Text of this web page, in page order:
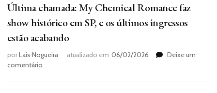
Última chamada: My Chemical Romance faz
show histórico em SP, e os últimos ingressos
estão acabando
porLais Nogueira atualizado em 06/02/2026
Deixe um
comentário